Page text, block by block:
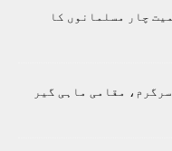
چار مسلمانوں کا
مقامی ماہی گیر